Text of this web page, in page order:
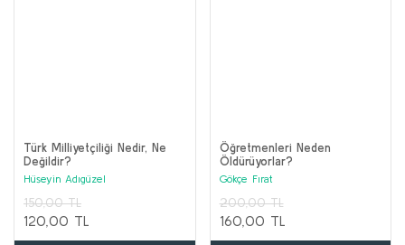
Türk Milliyetçiliği Nedir, Ne
Değildir?
Hüseyin Adıgüzel
150,00 TL
120,00 TL
Öğretmenleri Neden
Öldürüyorlar?
Gökçe Fırat
200,00 TL
160,00 TL